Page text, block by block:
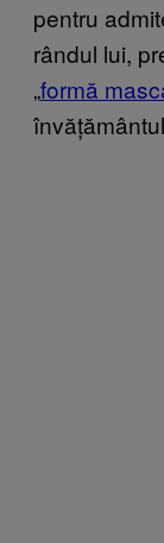
pentru
rândul lui,
„formă